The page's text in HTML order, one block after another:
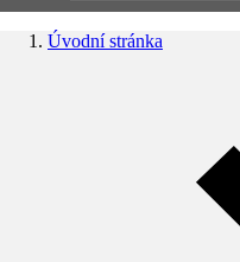
Úvodní stránka